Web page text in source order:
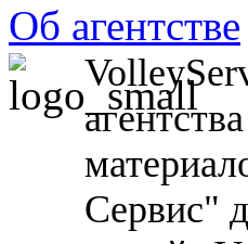
Об агентстве
Сервис"